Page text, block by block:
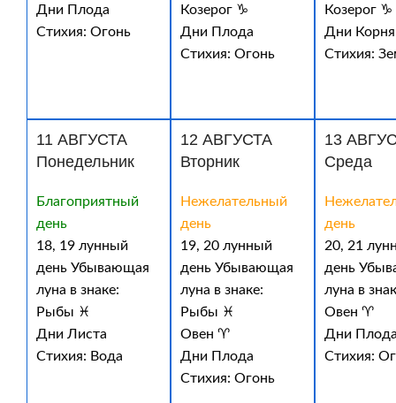
Дни Плода
Стихия: Огонь
Козерог ♑
Дни Плода
Стихия: Огонь
Козерог ♑
Дни Корня
Стихия:
11 АВГУСТА
Понедельник
Благоприятный
день
18, 19 лунный
день Убывающая
луна в знаке:
Рыбы ♓
Дни Листа
Стихия: Вода
12 АВГУСТА
Вторник
Нежелательный
день
19, 20 лунный
день Убывающая
луна в знаке:
Рыбы ♓
Овен ♈
Дни Плода
Стихия: Огонь
13
Среда
день
20, 21
день
луна в
Овен ♈
Дни
Стихия: